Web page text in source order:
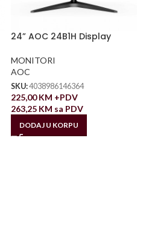
24” AOC 24B1H Display
MONITORI
AOC
SKU:4038986146364
225,00KM +PDV
263,25 KM sa PDV
DODAJ U KORPU